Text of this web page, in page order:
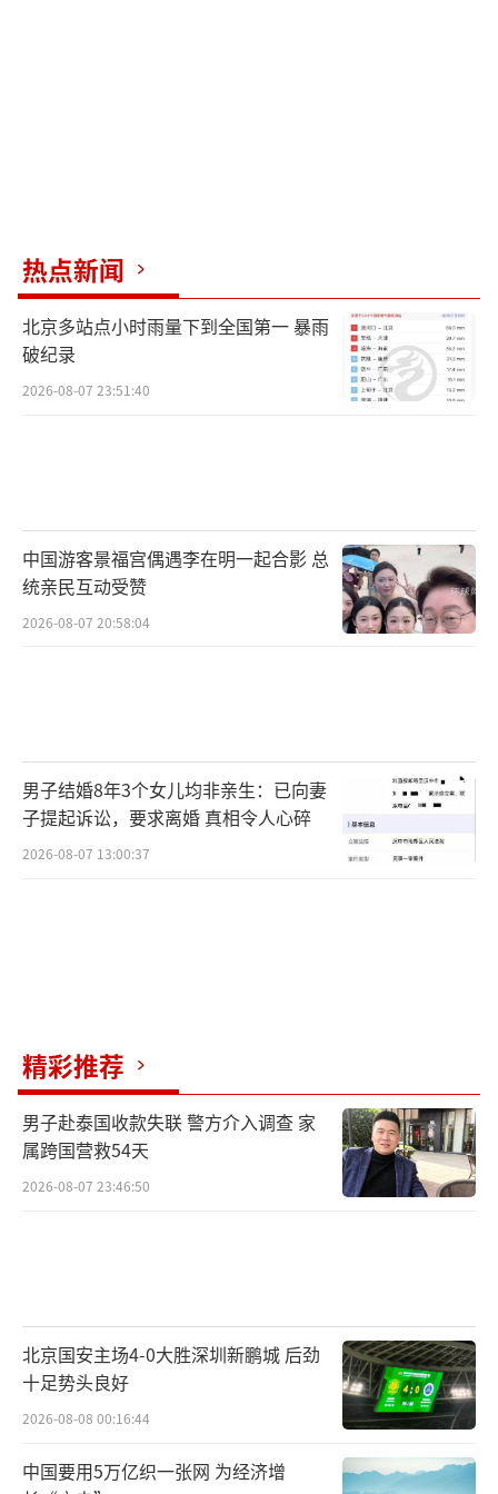
热点新闻
北京多站点小时雨量下到全国第一 暴雨
破纪录
2026-08-07 23:51:40
中国游客景福宫偶遇李在明一起合影 总
统亲民互动受赞
2026-08-07 20:58:04
男子结婚8年3个女儿均非亲生：已向妻
子提起诉讼，要求离婚 真相令人心碎
2026-08-07 13:00:37
精彩推荐
男子赴泰国收款失联 警方介入调查 家
属跨国营救54天
2026-08-07 23:46:50
北京国安主场4-0大胜深圳新鹏城 后劲
十足势头良好
2026-08-08 00:16:44
中国要用5万亿织一张网 为经济增